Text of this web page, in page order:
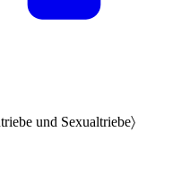
und Sexualtriebe〉